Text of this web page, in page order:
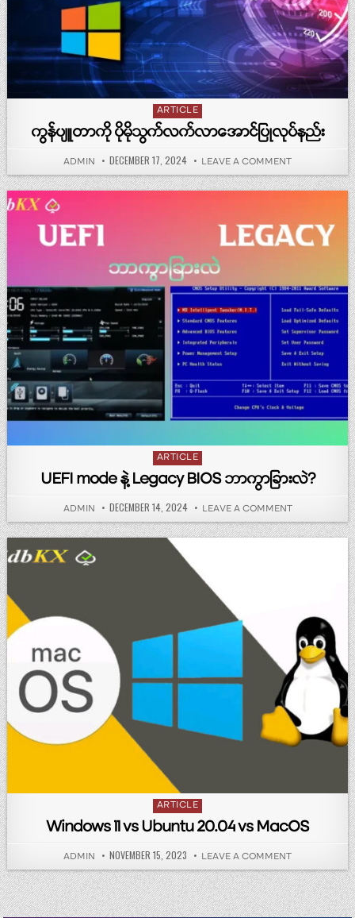
Posted in
ARTICLE
ကွန်ပျူတာကို ပိုမိုသွက်လက်လာအောင်ပြုလုပ်နည်း
AUTHOR:
ADMIN PUBLISHED DATE:
DECEMBER 17, 2024 LEAVE A COMMENTON ကွန်ပျူတ
Posted in
ARTICLE
UEFI mode နဲ့ Legacy BIOS ဘာကွာခြားလဲ?
AUTHOR:
ADMIN PUBLISHED DATE:
DECEMBER 14, 2024 LEAVE A COMMENTON UEFI
Posted in
ARTICLE
Windows 11 vs Ubuntu 20.04 vs MacOS
AUTHOR:
ADMIN PUBLISHED DATE:
NOVEMBER 15, 2023 LEAVE A COMMENTON